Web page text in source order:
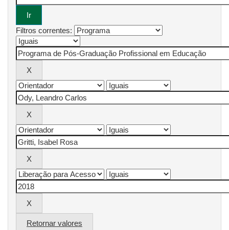
Filtros correntes:
Retornar valores